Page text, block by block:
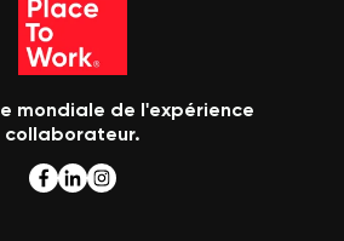
mondiale de l'expérience
collaborateur.